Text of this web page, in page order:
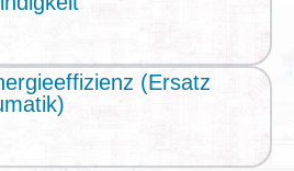
(Ersatz